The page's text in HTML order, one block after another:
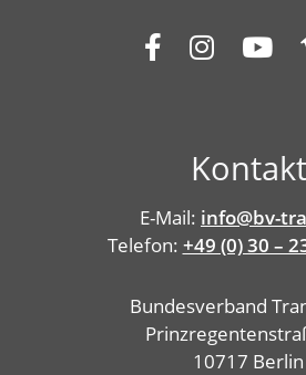
Kontakt
E-Mail: info@bv-
Telefon: +49 (0) 30 –
Bundesverband
10717 Berlin